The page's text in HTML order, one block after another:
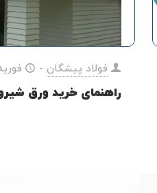
فولاد پیشگان - فوریه 17,
راهنمای خرید ورق